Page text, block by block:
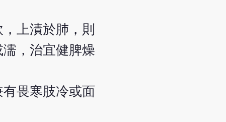
上漬於肺，則
，治宜健脾燥
畏寒肢冷或面